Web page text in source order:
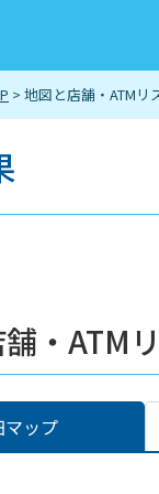
> 地図と店舗・ATMリ
・ATM
マップ